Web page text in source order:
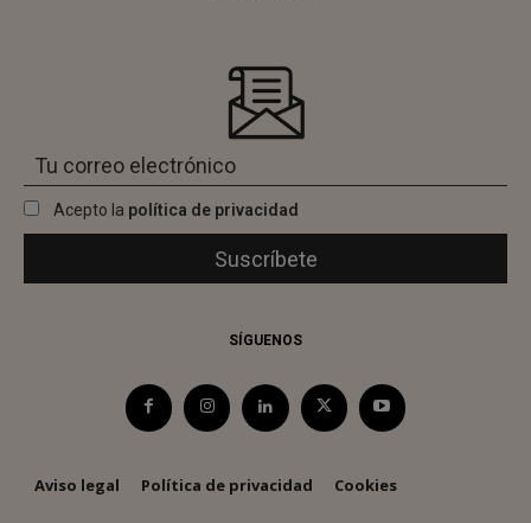
Acepto la política de privacidad
SÍGUENOS
Aviso legal Política de privacidad Cookies